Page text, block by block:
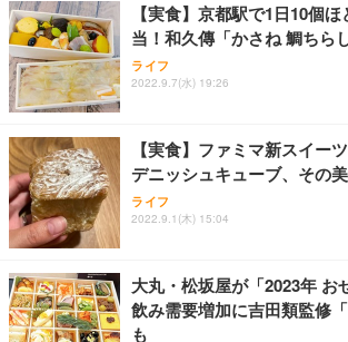
【実食】京都駅で1日10個
当！和久傳「かさね 鯛ちら
ライフ
2022.9.7(水) 19:26
【実食】ファミマ新スイー
デニッシュキューブ、その
ライフ
2022.9.1(木) 15:04
大丸・松坂屋が「2023年 お
飲み需要増加に吉田類監修
も